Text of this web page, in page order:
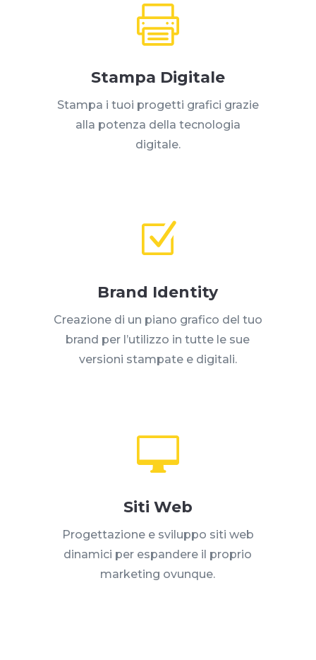

Stampa Digitale
Stampa i tuoi progetti grafici grazie
alla potenza della tecnologia
digitale.
Z
Brand Identity
Creazione di un piano grafico del tuo
brand per l’utilizzo in tutte le sue
versioni stampate e digitali.

Siti Web
Progettazione e sviluppo siti web
dinamici per espandere il proprio
marketing ovunque.